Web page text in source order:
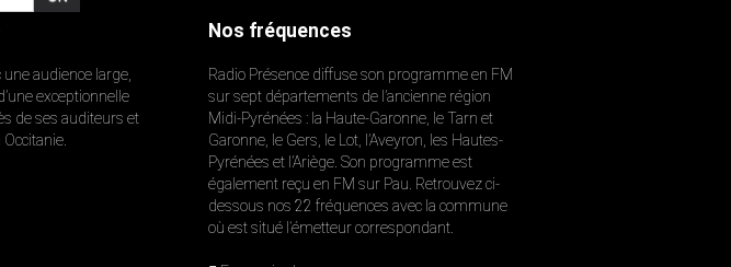
audience large,
exceptionnelle
de ses auditeurs et
Nos fréquences
Radio Présence diffuse son programme en FM
sur sept départements de l’ancienne région
Midi-Pyrénées : la Haute-Garonne, le Tarn et
Garonne, le Gers, le Lot, l’Aveyron, les Hautes-
Pyrénées et l’Ariège. Son programme est
également reçu en FM sur Pau. Retrouvez ci-
dessous nos 22 fréquences avec la commune
où est situé l’émetteur correspondant.